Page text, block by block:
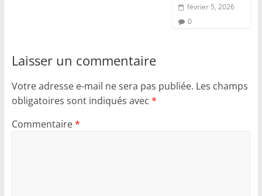
février 5, 2026
0
Laisser un commentaire
Votre adresse e-mail ne sera pas publiée. Les champs
obligatoires sont indiqués avec *
Commentaire*